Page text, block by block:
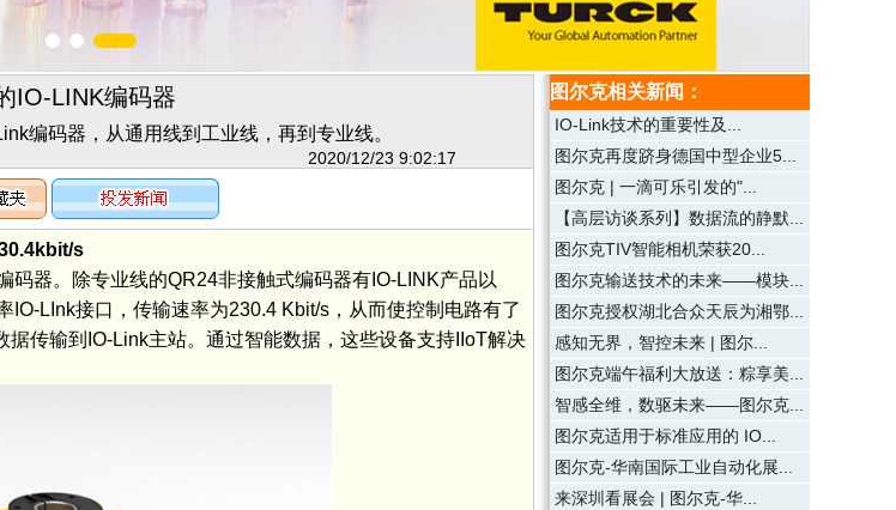
IO-LINK编码器
编码器，从通用线到工业线，再到专业线。
2020/12/23 9:02:17
s
器。除专业线的QR24非接触式编码器有IO-LINK产品以
LInk接口，传输速率为230.4 Kbit/s，从而使控制电路有了
传输到IO-Link主站。通过智能数据，这些设备支持IIoT解决
图尔克相关新闻：
IO-Link技术的重要性及...
图尔克再度跻身德国中型企业5...
图尔克 | 一滴可乐引发的"...
【高层访谈系列】数据流的静默...
图尔克TIV智能相机荣获20...
图尔克输送技术的未来——模块...
图尔克授权湖北合众天辰为湘鄂...
感知无界，智控未来 | 图尔...
图尔克端午福利大放送：粽享美...
智感全维，数驱未来——图尔克...
图尔克适用于标准应用的 IO...
图尔克-华南国际工业自动化展...
来深圳看展会 | 图尔克-华...